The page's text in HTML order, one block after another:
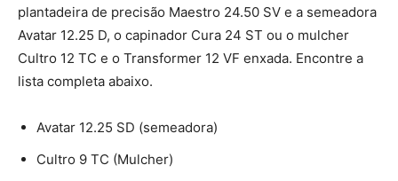
plantadeira de precisão Maestro 24.50 SV e a semeadora
Avatar 12.25 D, o capinador Cura 24 ST ou o mulcher
Cultro 12 TC e o Transformer 12 VF enxada. Encontre a
lista completa abaixo.
Avatar 12.25 SD (semeadora)
Cultro 9 TC (Mulcher)